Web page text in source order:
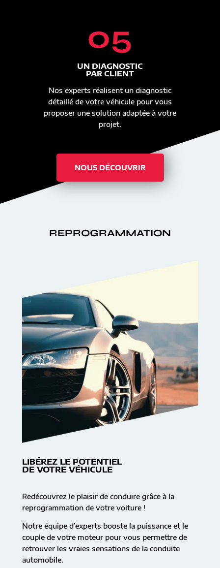
05
UN DIAGNOSTIC
PAR CLIENT
Nos experts réalisent un diagnostic
détaillé de votre véhicule pour vous
proposer une solution adaptée à votre
projet.
NOUS DÉCOUVRIR
REPROGRAMMATION
LIBÉREZ LE POTENTIEL
DE VOTRE VÉHICULE
Redécouvrez le plaisir de conduire grâce à la
reprogrammation de votre voiture !
Notre équipe d’experts booste la puissance et le
couple de votre moteur pour vous permettre de
retrouver les vraies sensations de la conduite
automobile.